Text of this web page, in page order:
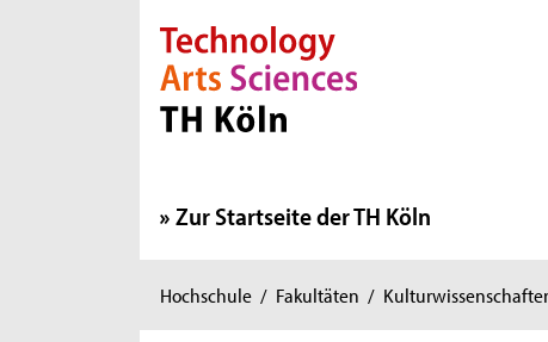
Direkt zur Hauptnavigation
Direkt zur Subnavigation
Direkt zum Inhalt
Direkt zum Fußbereich
Zur Startseite der TH Köln
Sie
Hochschule / Fakultäten /